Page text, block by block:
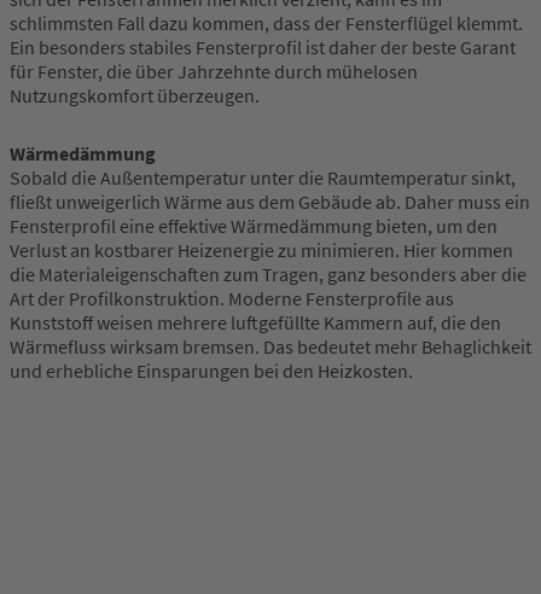
schlimmsten Fall dazu kommen, dass der Fensterflügel klemmt.
Ein besonders stabiles Fensterprofil ist daher der beste Garant
für Fenster, die über Jahrzehnte durch mühelosen
Nutzungskomfort überzeugen.
Wärmedämmung
Sobald die Außentemperatur unter die Raumtemperatur sinkt,
fließt unweigerlich Wärme aus dem Gebäude ab. Daher muss ein
Fensterprofil eine effektive Wärmedämmung bieten, um den
Verlust an kostbarer Heizenergie zu minimieren. Hier kommen
die Materialeigenschaften zum Tragen, ganz besonders aber die
Art der Profilkonstruktion. Moderne Fensterprofile aus
Kunststoff weisen mehrere luftgefüllte Kammern auf, die den
Wärmefluss wirksam bremsen. Das bedeutet mehr Behaglichkeit
und erhebliche Einsparungen bei den Heizkosten.